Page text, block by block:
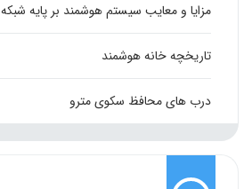
مزایا و معایب سیستم هوشمند بر پایه شبکه BUS
تاریخچه خانه هوشمند
درب های محافظ سکوی مترو